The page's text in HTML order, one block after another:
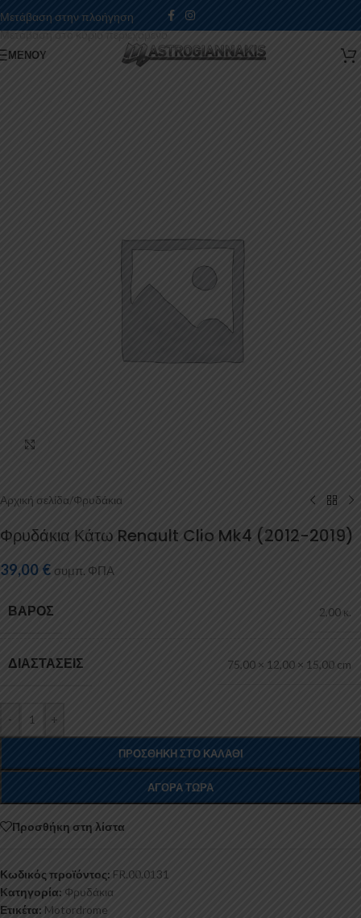
Μετάβαση στην πλοήγηση
Μετάβαση στο κύριο περιεχόμενο
ΜΕΝΟΎ
Αρχική σελίδα/Φρυδάκια
Φρυδάκια Κάτω Renault Clio Mk4 (2012-2019)
39,00 € συμπ. ΦΠΑ
ΒΆΡΟΣ 2,00 κ.
ΔΙΑΣΤΆΣΕΙΣ 75,00 × 12,00 × 15,00 cm
- +
ΠΡΟΣΘΉΚΗ ΣΤΟ ΚΑΛΆΘΙ
ΑΓΟΡΆ ΤΏΡΑ
Προσθήκη στη λίστα
Κωδικός προϊόντος: FR.00.0131
Κατηγορία: Φρυδάκια
Ετικέτα: Motordrome